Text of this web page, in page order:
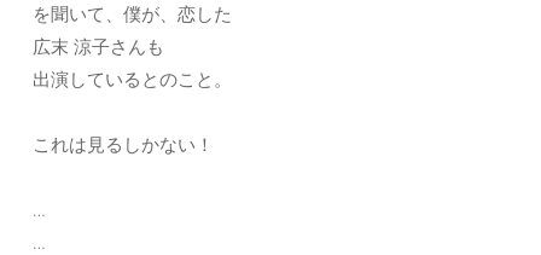
を聞いて、僕が、恋した
広末 涼子さんも
出演しているとのこと。
これは見るしかない！
…
…